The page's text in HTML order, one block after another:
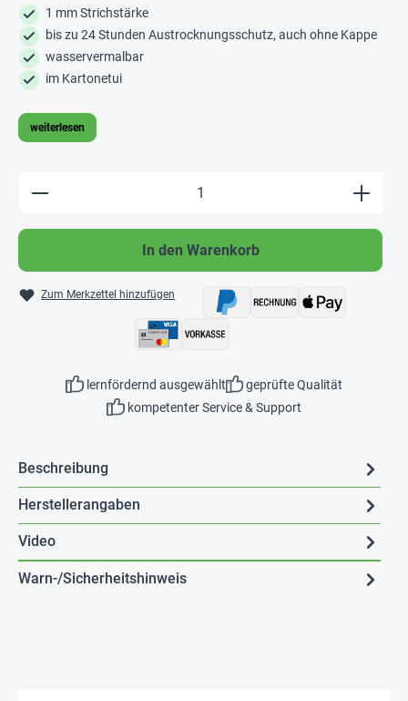
1 mm Strichstärke
bis zu 24 Stunden Austrocknungsschutz, auch ohne Kappe
wasservermalbar
im Kartonetui
weiterlesen
Produkt Anzahl: Gib den gewünschten
In den Warenkorb
Zum Merkzettel hinzufügen
lernfördernd ausgewählt
geprüfte Qualität
kompetenter Service & Support
Beschreibung
Herstellerangaben
Video
Warn-/Sicherheitshinweis